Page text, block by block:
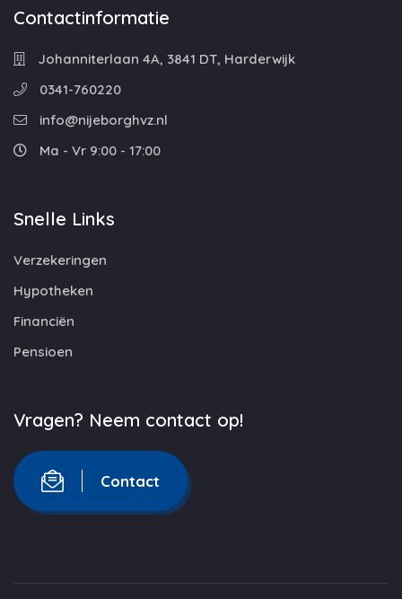
Contactinformatie
Johanniterlaan 4A, 3841 DT, Harderwijk
0341-760220
info@nijeborghvz.nl
Ma - Vr 9:00 - 17:00
Snelle Links
Verzekeringen
Hypotheken
Financiën
Pensioen
Vragen? Neem contact op!
Contact